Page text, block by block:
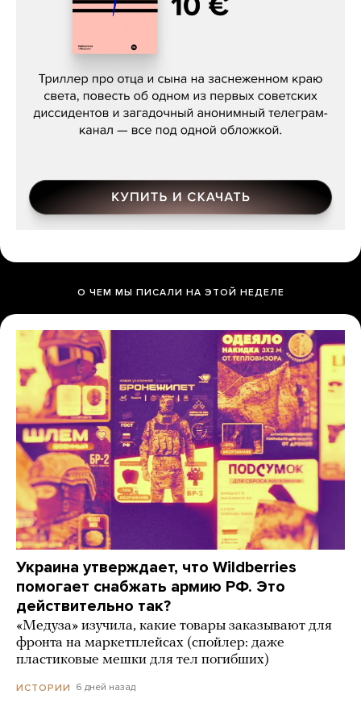
Даниил Туровский, «Разрыв»
О ЧЕМ МЫ ПИСАЛИ НА ЭТОЙ НЕДЕЛЕ
Украина утверждает, что Wildberries
помогает снабжать армию РФ. Это
действительно так?
«Медуза» изучила, какие товары заказывают для
фронта на маркетплейсах (спойлер: даже
пластиковые мешки для тел погибших)
ИСТОРИИ 6 дней назад